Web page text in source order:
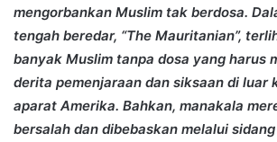
mengorbankan Muslim tak berdosa.
tengah beredar, “The Mauritanian”,
banyak Muslim tanpa dosa yang harus
derita pemenjaraan dan siksaan di luar
aparat Amerika. Bahkan, manakala
bersalah dan dibebaskan melalui